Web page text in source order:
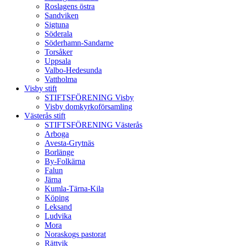
Roslagens östra
Sandviken
Sigtuna
Söderala
Söderhamn-Sandarne
Torsåker
Uppsala
Valbo-Hedesunda
Vattholma
Visby stift
STIFTSFÖRENING Visby
Visby domkyrkoförsamling
Västerås stift
STIFTSFÖRENING Västerås
Arboga
Avesta-Grytnäs
Borlänge
By-Folkärna
Falun
Järna
Kumla-Tärna-Kila
Köping
Leksand
Ludvika
Mora
Noraskogs pastorat
Rättvik